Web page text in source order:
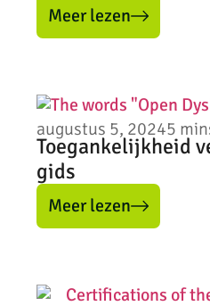
Meer lezen
augustus 5, 20245
Toegankelijkheid
gids
Meer lezen